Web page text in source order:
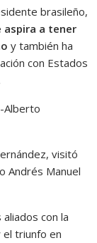
brasileño,
aspira a tener
y también ha
con Estados
visitó
Andrés Manuel
con la
el triunfo en